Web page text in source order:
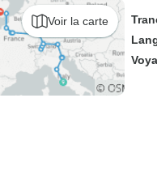
Voir la carte